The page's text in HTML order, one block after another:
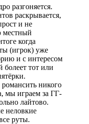
разгоняется.
раскрывается,
и не
местный
когда
(игрок) уже
и с интересом
болеет тот или
никого
мы играем за ГГ-
лайтово.
неловкие
руты.